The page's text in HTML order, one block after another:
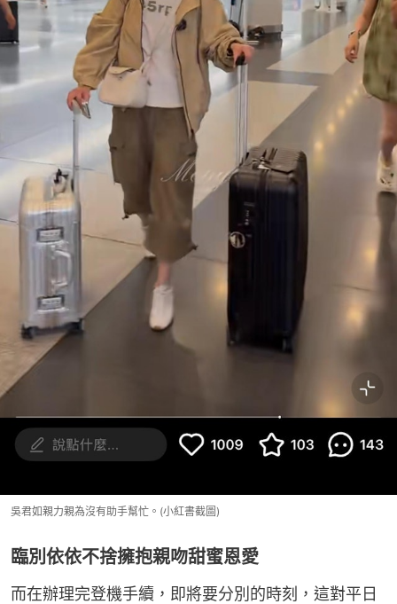
吳君如親力親為沒有助手幫忙。(小紅書截圖)
臨別依依不捨擁抱親吻甜蜜恩愛
而在辦理完登機手續，即將要分別的時刻，這對平日